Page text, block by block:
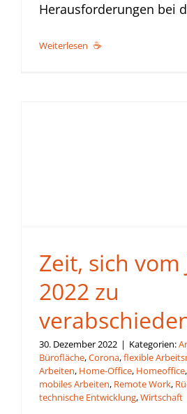
Herausforderungen bei
Weiterlesen
Zeit, sich vom
2022 zu
30. Dezember 2022 | Kategorien:
Bürofläche,Corona,flexible
Arbeiten, Home-Office, Homeoffice,
mobiles Arbeiten, Remote Work,
technische Entwicklung,Wirtschaft